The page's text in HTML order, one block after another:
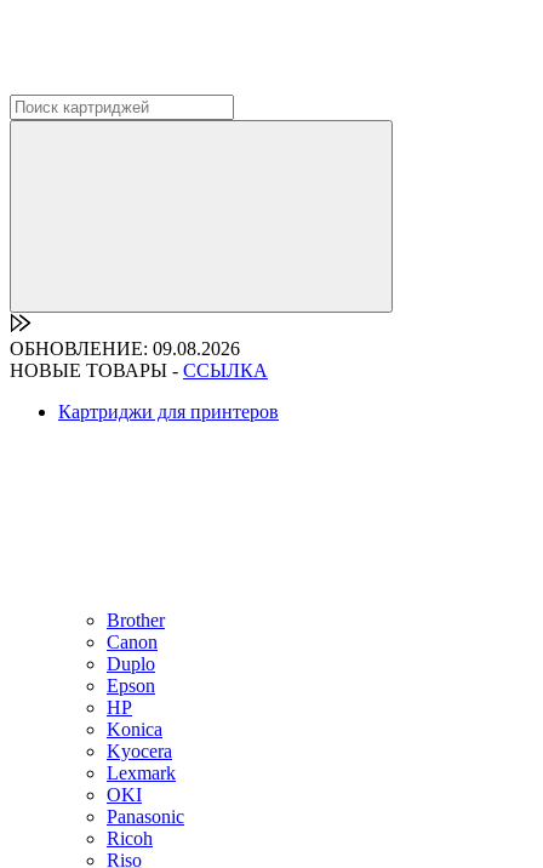
ОБНОВЛЕНИЕ: 09.08.2026
НОВЫЕ ТОВАРЫ - ССЫЛКА
Картриджи для принтеров
Brother
Canon
Duplo
Epson
HP
Konica
Kyocera
Lexmark
OKI
Panasonic
Ricoh
Riso